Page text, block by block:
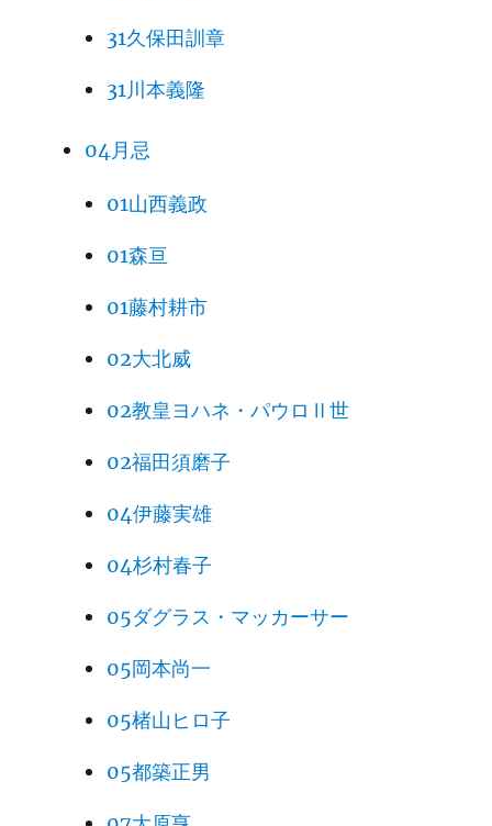
31久保田訓章
31川本義隆
04月忌
01山西義政
01森亘
01藤村耕市
02大北威
02教皇ヨハネ・パウロⅡ世
02福田須磨子
04伊藤実雄
04杉村春子
05ダグラス・マッカーサー
05岡本尚一
05楮山ヒロ子
05都築正男